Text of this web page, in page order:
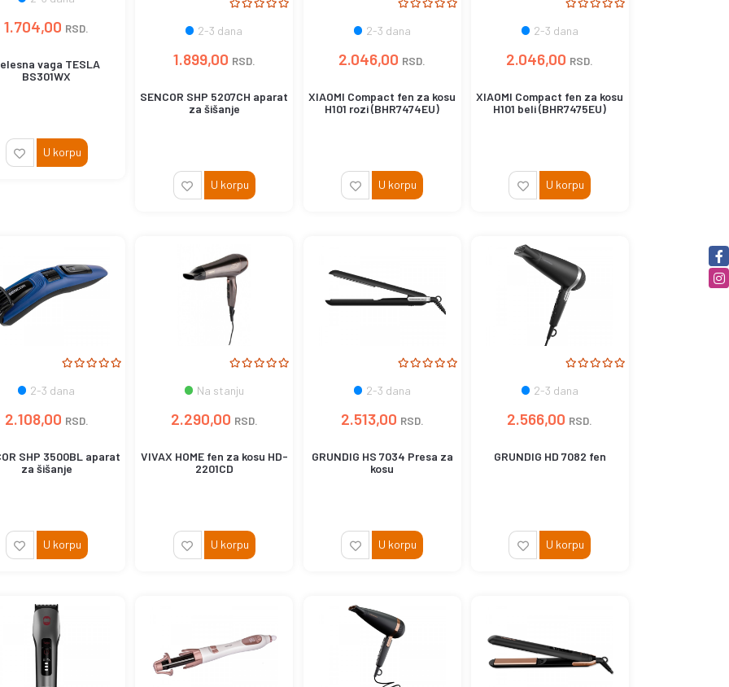
1.704,00 RSD.
vaga TESLA
BS301WX
U korpu
2-3 dana
1.899,00 RSD.
SENCOR SHP 5207CH aparat
za šišanje
U korpu
2-3 dana
2.046,00 RSD.
XIAOMI Compact fen za kosu
H101 rozi (BHR7474EU)
U korpu
2-3 dana
2.046,00 RSD.
XIAOMI Compact fen za kosu
H101 beli (BHR7475EU)
U korpu
2-3 dana
2.108,00 RSD.
SHP 3500BL aparat
za šišanje
U korpu
Na stanju
2.290,00 RSD.
VIVAX HOME fen za kosu HD-
2201CD
U korpu
2-3 dana
2.513,00 RSD.
GRUNDIG HS 7034 Presa za
kosu
U korpu
2-3 dana
2.566,00 RSD.
GRUNDIG HD 7082 fen
U korpu